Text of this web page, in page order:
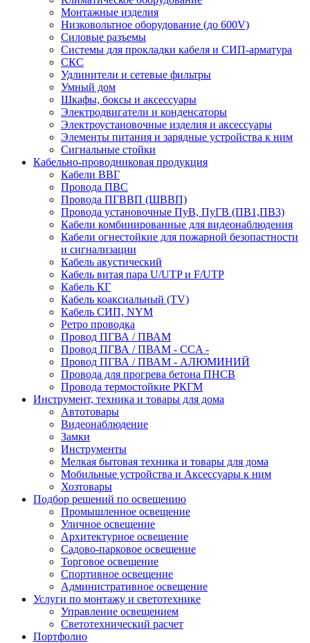
Монтажные изделия
Низковольтное оборудование (до 600V)
Силовые разъемы
Системы для прокладки кабеля и СИП-арматура
СКС
Удлинители и сетевые фильтры
Умный дом
Шкафы, боксы и аксессуары
Электродвигатели и конденсаторы
Электроустановочные изделия и аксессуары
Элементы питания и зарядные устройства к ним
Сигнальные стойки
Кабельно-проводниковая продукция
Кабели ВВГ
Провода ПВС
Провода ПГВВП (ШВВП)
Провода установочные ПуВ, ПуГВ (ПВ1,ПВ3)
Кабели комбинированные для видеонаблюдения
Кабели огнестойкие для пожарной безопастности
и сигнализации
Кабель акустический
Кабель витая пара U/UTP и F/UTP
Кабель КГ
Кабель коаксиальный (TV)
Кабель СИП, NYM
Ретро проводка
Провод ПГВА / ПВАМ
Провод ПГВА / ПВАМ - CCA -
Провод ПГВА / ПВАМ - АЛЮМИНИЙ
Провода для прогрева бетона ПНСВ
Провода термостойкие РКГМ
Инструмент, техника и товары для дома
Автотовары
Видеонаблюдение
Замки
Инструменты
Мелкая бытовая техника и товары для дома
Мобильные устройства и Аксессуары к ним
Хозтовары
Подбор решений по освещению
Промышленное освещение
Уличное освещение
Архитектурное освещение
Садово-парковое освещение
Торговое освещение
Спортивное освещение
Административное освещение
Услуги по монтажу и светотехнике
Управление освещением
Светотехнический расчет
Портфолио